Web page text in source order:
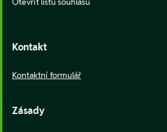
Kontakt
Kontaktní formulář
Zásady